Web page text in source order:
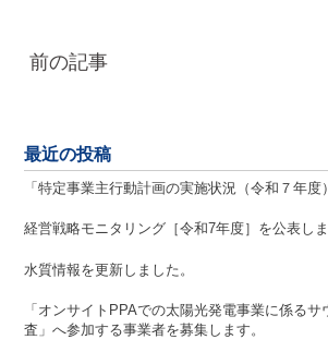
前の記事
最近の投稿
「特定事業主行動計画の実施状況（令和７年度
経営戦略モニタリング［令和7年度］を公表しま
水質情報を更新しました。
「オンサイトPPAでの太陽光発電事業に係る
査」へ参加する事業者を募集します。